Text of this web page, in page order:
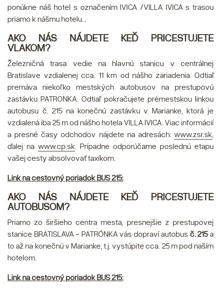
ponúkne náš hotel s označením IVICA /VILLA IVICA s trasou
priamo k nášmu hotelu...
AKO NÁS NÁJDETE KEĎ PRICESTUJETE
VLAKOM?
Železničná trasa vedie na hlavnú stanicu v centrálnej
Bratislave vzdialenej cca. 11 km od nášho zariadenia. Odtiaľ
premáva niekoľko mestských autobusov na prestupovú
zastávku PATRONKA. Odtiaľ pokračujete prémestskou linkou
autobusu č. 215 na konečnú zastávku v Marianke, ktorá je
vzdialená iba 25 m od nášho hotela VILLA IVICA. Viac informácií
a presné časy odchodov nájdete na adresách: www.zsr.sk
ďalej na www.cp.sk . Prípadne odporúčame poslednú etapu
vašej cesty absolvovať taxíkom.
Link na cestovný poriadok BUS 215:
AKO NÁS NÁJDETE KEĎ PRICESTUJETE
AUTOBUSOM?
Priamo zo širšieho centra mesta, presnejšie z prestupovej
stanice BRATISLAVA - PATRÓNKA vás dopraví autobus č. 215a
to až na konečnú v Marianke, t.j. vystúpite cca. 25 m pod naším
hotelom.
Link na cestovný poriadok BUS 215: